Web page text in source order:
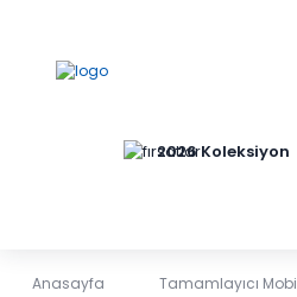
2026 Koleksiyon
Anasayfa Tamamlayıcı